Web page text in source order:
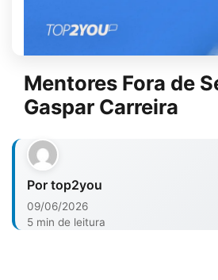
Mentores Fora de
Gaspar Carreira
Por top2you
09/06/2026
5 min de leitura